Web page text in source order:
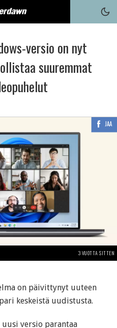
versio on nyt
suuremmat
JAA
3 VUOTTA SITTEN
on päivittynyt uuteen
keskeistä uudistusta.
versio parantaa